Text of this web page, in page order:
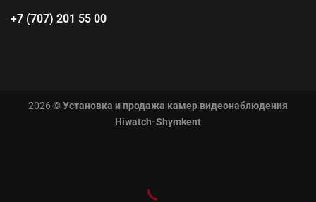
+7 (707) 201 55 00
2026 ©Установка и продажа камер видеонаблюдения
Hiwatch-Shymkent